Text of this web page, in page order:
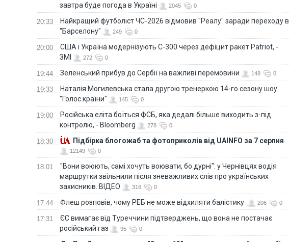
завтра буде погода в Україні
2045 0
20:33
Найкращий футболіст ЧС-2026 відмовив "Реалу" заради переходу в
"Барселону"
249 0
20:00
США і Україна модернізують С-300 через дефіцит ракет Patriot, -
ЗМІ
272 0
19:44 Зеленський прибув до Сербії на важливі перемовини 148 0
19:33
Наталія Могилевська стала другою тренеркою 14-го сезону шоу
"Голос країни"
145 0
19:00
Російська еліта боїться ФСБ, яка дедалі більше виходить з-під
контролю, - Bloomberg
278 0
18:30 Підбірка блогожаб та фотоприколів від UAINFO за 7 серпня
12149 0
18:01
"Вони воюють, самі хочуть воювати, бо дурні": у Чернівцях водія
маршрутки звільнили після зневажливих слів про українських
захисників. ВІДЕО
316 0
17:44 Флеш розповів, чому РЕБ не може відхиляти балістику 206 0
17:31
ЄС вимагає від Туреччини підтверджень, що вона не постачає
російський газ
95 0